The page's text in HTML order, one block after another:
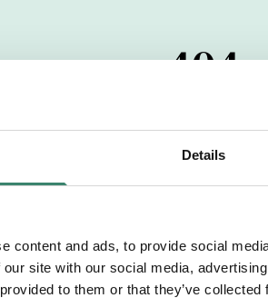
Details
content and ads, to provide social
site with our social media,
to them or that they’ve
404
har passerats. Vi
dig med mer information om
Tillbaka till